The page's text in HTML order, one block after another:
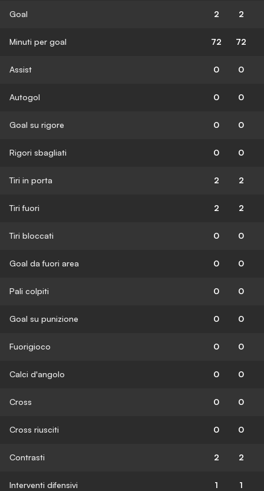
Goal 2 2
Minuti per goal 72 72
Assist 0 0
Autogol 0 0
Goal su rigore 0 0
Rigori sbagliati 0 0
Tiri in porta 2 2
Tiri fuori 2 2
Tiri bloccati 0 0
Goal da fuori area 0 0
Pali colpiti 0 0
Goal su punizione 0 0
Fuorigioco 0 0
Calci d'angolo 0 0
Cross 0 0
Cross riusciti 0 0
Contrasti 2 2
Interventi difensivi 1 1